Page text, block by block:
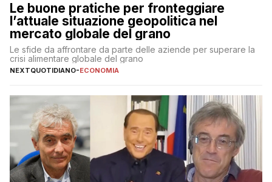
Le buone pratiche per fronteggiare
l’attuale situazione geopolitica nel
mercato globale del grano
Le sfide da affrontare da parte delle aziende per superare la
crisi alimentare globale del grano
NEXTQUOTIDIANO-ECONOMIA